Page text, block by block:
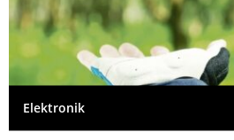
Elektronik